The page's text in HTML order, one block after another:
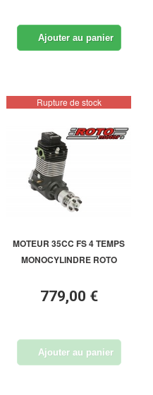
Ajouter au panier
Rupture de stock
MOTEUR 35CC FS 4 TEMPS
MONOCYLINDRE ROTO
779,00 €
Ajouter au panier